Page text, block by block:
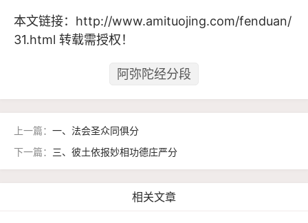
本文链接： http://www.amituojing.com/fenduan/
31.html 转载需授权！
阿弥陀经分段
上一篇： 一、法会圣众同俱分
下一篇： 三、彼土依报妙相功德庄严分
相关文章